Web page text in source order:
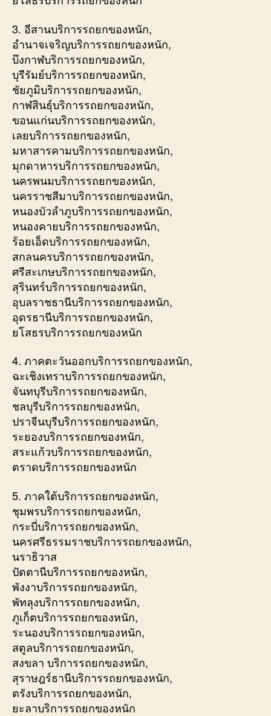
3. อีสานบริการรถยกของหนัก,
อำนาจเจริญบริการรถยกของหนัก,
บึงกาฬบริการรถยกของหนัก,
บุรีรัมย์บริการรถยกของหนัก,
ชัยภูมิบริการรถยกของหนัก,
กาฬสินธุ์บริการรถยกของหนัก,
ขอนแก่นบริการรถยกของหนัก,
เลยบริการรถยกของหนัก,
มหาสารคามบริการรถยกของหนัก,
มุกดาหารบริการรถยกของหนัก,
นครพนมบริการรถยกของหนัก,
นครราชสีมาบริการรถยกของหนัก,
หนองบัวลำภูบริการรถยกของหนัก,
หนองคายบริการรถยกของหนัก,
ร้อยเอ็ดบริการรถยกของหนัก,
สกลนครบริการรถยกของหนัก,
ศรีสะเกษบริการรถยกของหนัก,
สุรินทร์บริการรถยกของหนัก,
อุบลราชธานีบริการรถยกของหนัก,
อุดรธานีบริการรถยกของหนัก,
ยโสธรบริการรถยกของหนัก
4. ภาคตะวันออกบริการรถยกของหนัก,
ฉะเชิงเทราบริการรถยกของหนัก,
จันทบุรีบริการรถยกของหนัก,
ชลบุรีบริการรถยกของหนัก,
ปราจีนบุรีบริการรถยกของหนัก,
ระยองบริการรถยกของหนัก,
สระแก้วบริการรถยกของหนัก,
ตราดบริการรถยกของหนัก
5. ภาคใต้บริการรถยกของหนัก,
ชุมพรบริการรถยกของหนัก,
กระบี่บริการรถยกของหนัก,
นครศรีธรรมราชบริการรถยกของหนัก,
นราธิวาส
ปัตตานีบริการรถยกของหนัก,
พังงาบริการรถยกของหนัก,
พัทลุงบริการรถยกของหนัก,
ภูเก็ตบริการรถยกของหนัก,
ระนองบริการรถยกของหนัก,
สตูลบริการรถยกของหนัก,
สงขลา บริการรถยกของหนัก,
สุราษฎร์ธานีบริการรถยกของหนัก,
ตรังบริการรถยกของหนัก,
ยะลาบริการรถยกของหนัก